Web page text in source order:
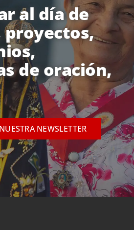
al día de
proyectos,
de oración,
NEWSLETTER